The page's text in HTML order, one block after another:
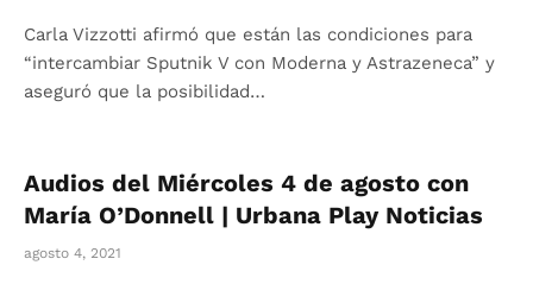
Carla Vizzotti afirmó que están las condiciones para
“intercambiar Sputnik V con Moderna y Astrazeneca” y
aseguró que la posibilidad…
Audios del Miércoles 4 de agosto con
María O’Donnell | Urbana Play Noticias
agosto 4, 2021